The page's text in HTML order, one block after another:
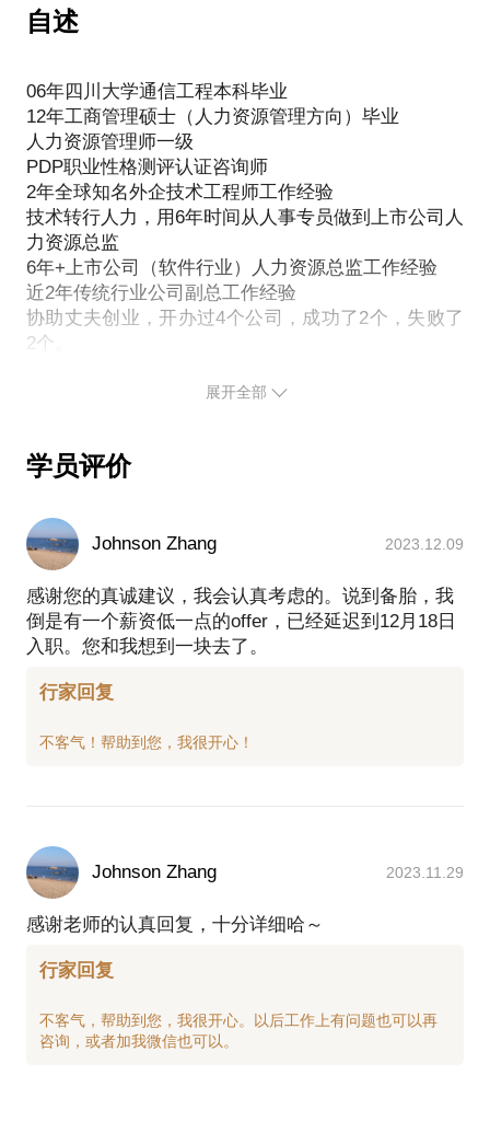
高校做大型校园宣讲及招聘；
亲子面试过不低于1000的应届生。
见过很多就业困难的应届生，他们
不清楚自己的职业天赋，找不到职业目标；
不擅于分析目标岗位的要求，写不出有亮点的简历；
不知道公司的真实面试情况，较难通过面试实现就
业；
入职后没做好学校到职场的转变，实习期被淘汰；
实习期间遇到技术难题，找不到合适的人可以咨询
等。
其实以上问题都不难解决，让我来帮助大家：
1、如何挖掘自己的职业天赋，选择适合的岗位？只选
天赋，做自己最擅长、最喜欢的工作。
2、如何根据岗位准备简历？梳理大学生涯，分析岗位
要求，抓住关键词，让你的简历在HR眼前一亮，提升
80%以上的简历筛选通过率。
3、如何精准有效通过面试？一对一模拟面试辅导，提
前剧透面试问题，提升50%以上面试通过率。
4、如何调整心态，实现校园到职场的转变？如何做好
工作汇报，如何跟同事相处等。
5、如何链接软件行业技术大咖？近20年软件技术行
以上话题尤其适合想找软件行业或者医疗行业岗位的
应届生。
转行到传统行业，担任公司副总，分管人事、行政、
财务（具备会计证）、法务部门；
—专业技能：
四川大学通信工程本科，MBA(人力资源管理方向）
PDP职业性格测评认证咨询师，10年+近千人解读案
例；
国家人力资源管理师一级。
10多年软件行业HR从业经验，了解外资企业，熟悉中
小企业，大型上市公司人力资源各模块工作内容。
从0到1，从最基础的岗位做到总监，经历了小白晋升
担任老板娘，深刻理解老板眼中，什么人在什么时候
软件行业HR小白想要快速晋升，请找我咨询，我将在
1、专员或助理阶段：人力资源各模块工作问题，如何
通过工作汇报脱颖而出等。
2、主管：如何提升所负责模块工作的重要性，如何扩
大自己的工作范围以便掌握更多的工作技能等。
3、经理：如何协调好部门内部以及外部的利益关系，
4、总监：如何应对内部政治斗争，如何平衡各部门利
板，如何走进老板的核心管理圈等。
面试成绩排名前10，成功被四川大学MBA录取）
在日常工作中夯实基础工作，在关键时刻做好关键工
自述
06年四川大学通信工程本科毕业
12年工商管理硕士（人力资源管理方向）毕业
人力资源管理师一级
PDP职业性格测评认证咨询师
2年全球知名外企技术工程师工作经验
技术转行人力，用6年时间从人事专员做到上市公司人
力资源总监
6年+上市公司（软件行业）人力资源总监工作经验
近2年传统行业公司副总工作经验
协助丈夫创业，开办过4个公司，成功了2个，失败了
展开全部
学员评价
Johnson Zhang 2023.12.09
感谢您的真诚建议，我会认真考虑的。说到备胎，我
倒是有一个薪资低一点的offer，已经延迟到12月18日
入职。您和我想到一块去了。
行家回复
Johnson Zhang 2023.11.29
感谢老师的认真回复，十分详细哈～
行家回复
不客气，帮助到您，我很开心。以后工作上有问题也可以再